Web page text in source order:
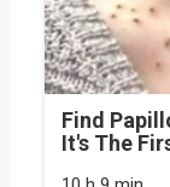
Find
It's The